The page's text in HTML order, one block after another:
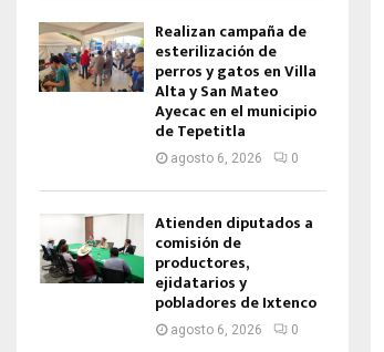
Realizan campaña de
esterilización de
perros y gatos en Villa
Alta y San Mateo
Ayecac en el municipio
de Tepetitla
agosto 6, 2026 0
Atienden diputados a
comisión de
productores,
ejidatarios y
pobladores de Ixtenco
agosto 6, 2026 0